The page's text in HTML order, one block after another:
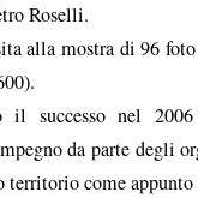
Roselli.
alla mostra di 96
successo nel
da parte degli
come